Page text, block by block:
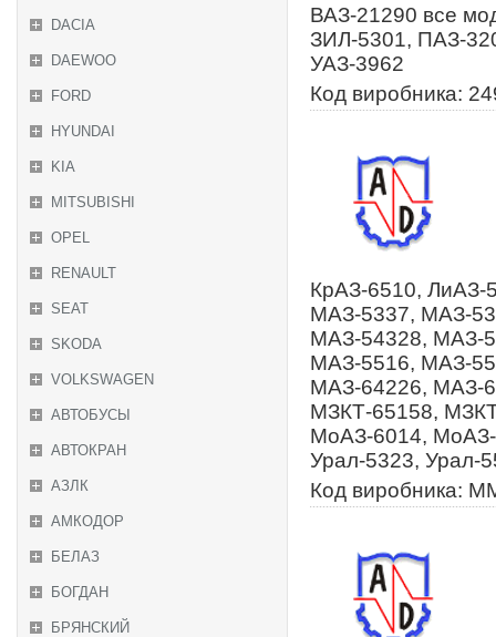
DACIA
DAEWOO
FORD
HYUNDAI
KIA
MITSUBISHI
OPEL
RENAULT
SEAT
SKODA
VOLKSWAGEN
АВТОБУСЫ
АВТОКРАН
АЗЛК
АМКОДОР
БЕЛАЗ
БОГДАН
БРЯНСКИЙ
ВАЗ-21290 все
ЗИЛ-5301, ПАЗ-
УАЗ-3962
Код виробника:
КрАЗ-6510,
МАЗ-5337, МАЗ-
МАЗ-54328, МАЗ-
МАЗ-5516, МАЗ-
МАЗ-64226, МАЗ-
МЗКТ-65158,
МоАЗ-6014,
Урал-5323, Урал-
Код виробника: